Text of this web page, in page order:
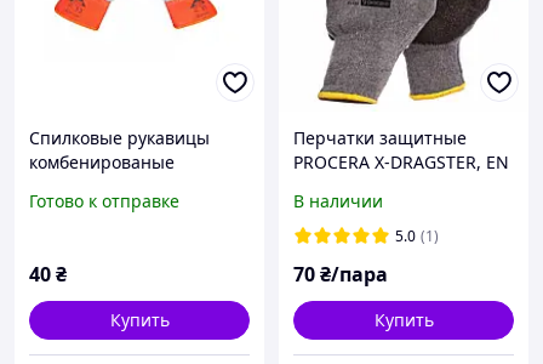
Спилковые рукавицы
комбенированые
Готово к отправке
40₴
Купить
Перчатки защитные
PROCERA X-DRAGSTER, EN
В наличии
5.0 (1)
70₴/пара
Купить